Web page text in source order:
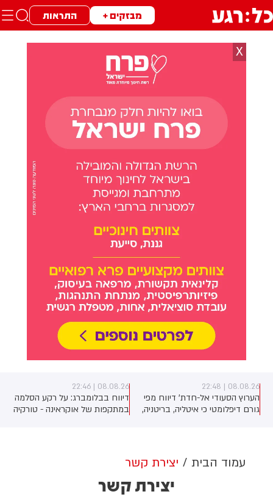
מבזקים + התראות
X
08.08.26 | 22:48
הערוץ הסעודי אל-חדת' דיווח מפי
גורם דיפלומטי כי איטליה, בריטניה,
חיזבאללה. לפי אותו גורם
דיפלומטי, ישנה הצעה לגבי רשימה
של מדינות שכבר הסכימו להשתתף
במנגנון, אך טרם הושגה הסכמה
08.08.26 | 22:46
דיווח בבלומברג: על רקע הסלמה
במתקפות של אוקראינה - טורקיה
עמוד הבית יצירת קשר
יצירת קשר